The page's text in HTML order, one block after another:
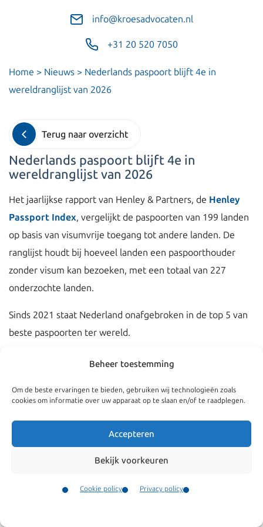
Beheer toestemming
Om de beste ervaringen te bieden, gebruiken wij technologieën zoals
cookies om informatie over uw apparaat op te slaan en/of te raadplegen.
Accepteren
Bekijk voorkeuren
Cookie policy Privacy policy
info@kroesadvocaten.nl
+31 20 520 7050
Home > Nieuws > Nederlands paspoort blijft 4e in
wereldranglijst van 2026
Terug naar overzicht
Nederlands paspoort blijft 4e in
wereldranglijst van 2026
Het jaarlijkse rapport van Henley & Partners, de Henley
Passport Index, vergelijkt de paspoorten van 199 landen
op basis van visumvrije toegang tot andere landen. De
ranglijst houdt bij hoeveel landen een paspoorthouder
zonder visum kan bezoeken, met een totaal van 227
onderzochte landen.
Sinds 2021 staat Nederland onafgebroken in de top 5 van
beste paspoorten ter wereld.
In 2025 daalde Nederland van de 3e naar de 4e positie, en
Dit jaar deelt Nederland de 4e positie met België,
Denemarken, Finland, Frankrijk, Duitsland, Ierland, Italië,
Luxemburg, Oostenrijk, Noorwegen, Spanje en
Nederlanders hebben met hun paspoort visumvrije